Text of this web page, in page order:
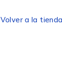
Volver a la tienda